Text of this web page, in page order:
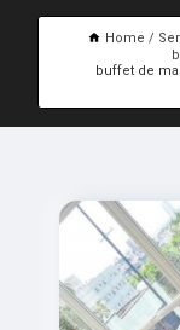
Home
buffet de